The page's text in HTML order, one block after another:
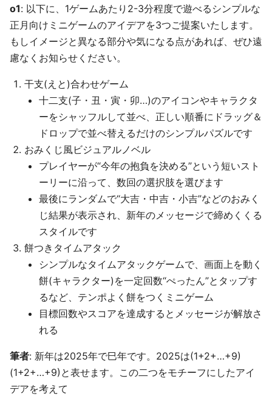
o1: 以下に、1ゲームあたり2-3分程度で遊べるシンプルな
正月向けミニゲームのアイデアを3つご提案いたします。
もしイメージと異なる部分や気になる点があれば、ぜひ遠
慮なくお知らせください。
干支(えと)合わせゲーム
十二支(子・丑・寅・卯…)のアイコンやキャラクタ
ーをシャッフルして並べ、正しい順番にドラッグ＆
ドロップで並べ替えるだけのシンプルパズルです
おみくじ風ビジュアルノベル
プレイヤーが“今年の抱負を決める”という短いスト
ーリーに沿って、数回の選択肢を選びます
最後にランダムで“大吉・中吉・小吉”などのおみく
じ結果が表示され、新年のメッセージで締めくくる
スタイルです
餅つきタイムアタック
シンプルなタイムアタックゲームで、画面上を動く
餅(キャラクター)を一定回数“ぺったん”とタップす
るなど、テンポよく餅をつくミニゲーム
目標回数やスコアを達成するとメッセージが解放さ
れる
筆者: 新年は2025年で巳年です。2025は(1+2+…+9)
(1+2+…+9)と表せます。この二つをモチーフにしたアイ
デアを考えて